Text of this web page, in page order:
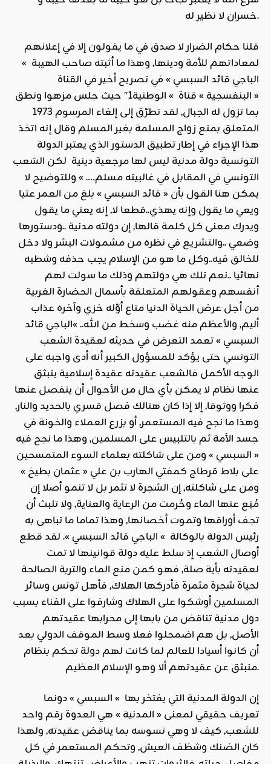
خسران لا نظير له.
قلنا حكام الضرار لا صدق في ما يقولون إلا في إعلانهم
لمعاداتهم للأمة ودينها, وهذا ما أثبته صاحب الهيبة »
الباجي قائد السبسي » في تصريح أخير في القناة
« البنفسجية » قناة » الوطنية1″ حيث جلس مزهوا ونطق
بما تزول له الجبال, لقد تطرّق إلى إلغاء المرسوم 1973
المتعلق بمنع زواج المسلمة بغير المسلم وقال إنه اتخذ
هذا الإجراء في إطار تطبيق الدستور الذي يعتبر الدولة
التونسية دولة مدنية ليس لها مرجعية دينية لكن الشعب
التونسي في المقابل في غالبيته مسلم…. » وللتوضيح لا
يمكن هنا القول بأن « قائد السبسي » بلغ من العمر عتيا
ويعي ما يقول وإنه يهذي..قطعا لا, إنه يعني ما يقول
ويدرك معنى كل كلمة قالها, إن دولته مدنية ..ودستورها
وضعي ..والتشريع في نظره من مشمولات البشر ولا دخل
للخالق فيه..وكل ما هو من الإسلام يجب حذفه وشطبه
نهائيا ..نعم تلك هي دولتهم وذلك ما سولت لهم
أنفسهم وعقولهم المتعلقة بأسمال الحضارة الغربية
من أجل عرض الحياة الدنيا متاع أوّله خزي وآخره عذاب
أليم, والأعظم منه غضب وسخط من الله.. »الباجي قائد
السبسي » تعمد التعرض في حديثه لعقيدة الشعب
التونسي حتى يؤكد للمسؤول الكبير أنه أدى واجبه على
الوجه الأكمل فالشعب عقيدته عقيدة إسلامية ينبثق
عنها نظام لا يمكن بأي حال من الأحوال أن ينفصل عنها
فكرا ووثوقا, إلا إذا كان هنالك فصل قسري بالحديد والنار,
وهذا ما نجح فيه المستعمر, أو بزرع العملاء والخونة في
جسد الأمة ثم بالتلبيس على المسلمين, وهذا ما نجح فيه
« السبسي » ومن على شاكلته بعلماء السوء المتمسحين
على بلاط قرطاج كمفتي الهارب بن علي « عثمان بطيخ »
ومن على شاكلته, إن الشجرة لا تثمر بل لا تنمو أصلا إن
مُنِع عنها الماء وحُرمت من الرعاية والعناية, ولا تلبث أن
تجف أوراقها وتموت أخصانها, وهذا تماما ما تباهى به
رئيس الدولة بالوكالة » الباجي قائد السبسي ». لقد قطع
أوصال الشعب إذ سلط عليه دولة قوانينها لا تمت
لعقيدته بأية صلة, فهو كمن منع الماء والتربة الصالحة
لحياة شجرة مثمرة فأدركها الهلاك, فأهل تونس وسائر
المسلمين أوشكوا على الهلاك وشارفوا على الفناء بسبب
دول مدنية تناقض من بابها إلى محرابها عقيدتهم
الأصل, بل هم اضمحلوا فعلا وسط الموقف الدولي بعد
أن كانوا أسيادا للعالم لما كانت لهم دولة تحكم بنظام
منبثق عن عقيدتهم ألا وهو الإسلام العظيم.
إن الدولة المدنية التي يفتخر بها » السبسي » دونما
تعريف حقيقي لمعنى « المدنية » هي العدوة رقم واحد
للشعب, كيف لا وهي تسوسه بما يناقض عقيدته, ولهذا
كان الضنك وشظف العيش, وتحكم المستعمر في كل